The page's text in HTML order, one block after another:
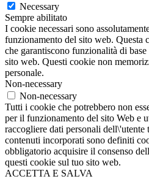
Necessary
Sempre abilitato
I cookie necessari sono
funzionamento del sito web. Questa
che garantiscono funzionalità di
sito web. Questi cookie non
personale.
Non-necessary
Non-necessary
Tutti i cookie che potrebbero non
per il funzionamento del sito Web e
raccogliere dati personali
contenuti incorporati sono definiti
obbligatorio acquisire il consenso
questi cookie sul tuo sito web.
ACCETTA E SALVA